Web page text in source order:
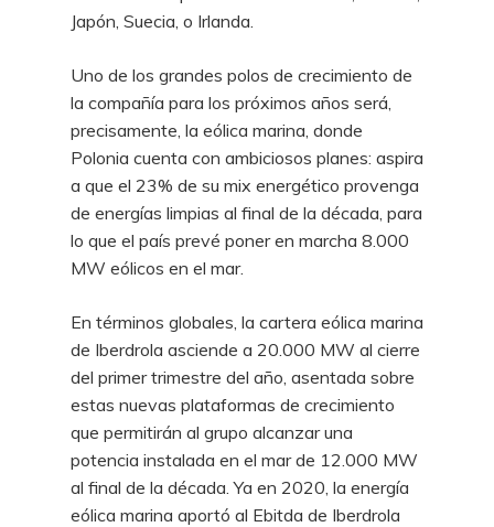
Japón, Suecia, o Irlanda.
Uno de los grandes polos de crecimiento de
la compañía para los próximos años será,
precisamente, la eólica marina, donde
Polonia cuenta con ambiciosos planes: aspira
a que el 23% de su mix energético provenga
de energías limpias al final de la década, para
lo que el país prevé poner en marcha 8.000
MW eólicos en el mar.
En términos globales, la cartera eólica marina
de Iberdrola asciende a 20.000 MW al cierre
del primer trimestre del año, asentada sobre
estas nuevas plataformas de crecimiento
que permitirán al grupo alcanzar una
potencia instalada en el mar de 12.000 MW
al final de la década. Ya en 2020, la energía
eólica marina aportó al Ebitda de Iberdrola